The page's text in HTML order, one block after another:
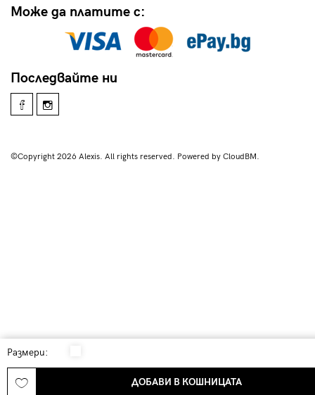
Размери:
ДОБАВИ В КОШНИЦАТА
Може да платите с:
Последвайте ни
©Copyright 2026 Alexis. All rights reserved. Powered by CloudBM.